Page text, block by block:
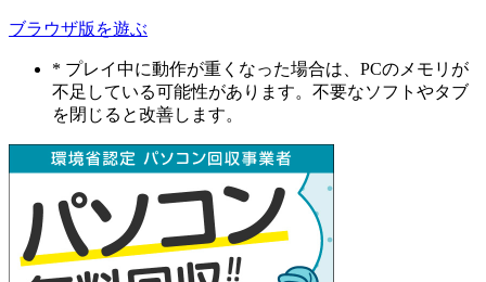
ブラウザ版を遊ぶ
* プレイ中に動作が重くなった場合は、PCのメモリが
不足している可能性があります。不要なソフトやタブ
を閉じると改善します。